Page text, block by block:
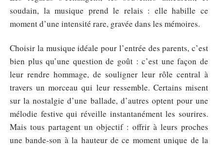
soudain, la musique prend le relais : elle habille ce
moment d’une intensité rare, gravée dans les mémoires.
Choisir la musique idéale pour l’entrée des parents, c’est
bien plus qu’une question de goût : c’est une façon de
leur rendre hommage, de souligner leur rôle central à
travers un morceau qui leur ressemble. Certains misent
sur la nostalgie d’une ballade, d’autres optent pour une
mélodie festive qui réveille instantanément les sourires.
Mais tous partagent un objectif : offrir à leurs proches
une bande-son à la hauteur de ce moment unique de la